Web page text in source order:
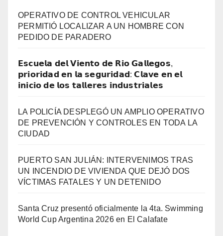
OPERATIVO DE CONTROL VEHICULAR
PERMITIÓ LOCALIZAR A UN HOMBRE CON
PEDIDO DE PARADERO
𝗘𝘀𝗰𝘂𝗲𝗹𝗮 𝗱𝗲𝗹 𝗩𝗶𝗲𝗻𝘁𝗼 𝗱𝗲 𝗥𝗶𝗼 𝗚𝗮𝗹𝗹𝗲𝗴𝗼𝘀,
𝗽𝗿𝗶𝗼𝗿𝗶𝗱𝗮𝗱 𝗲𝗻 𝗹𝗮 𝘀𝗲𝗴𝘂𝗿𝗶𝗱𝗮𝗱: 𝗖𝗹𝗮𝘃𝗲 𝗲𝗻 𝗲𝗹
𝗶𝗻𝗶𝗰𝗶𝗼 𝗱𝗲 𝗹𝗼𝘀 𝘁𝗮𝗹𝗹𝗲𝗿𝗲𝘀 𝗶𝗻𝗱𝘂𝘀𝘁𝗿𝗶𝗮𝗹𝗲𝘀
LA POLICÍA DESPLEGÓ UN AMPLIO OPERATIVO
DE PREVENCIÓN Y CONTROLES EN TODA LA
CIUDAD
PUERTO SAN JULIÁN: INTERVENIMOS TRAS
UN INCENDIO DE VIVIENDA QUE DEJÓ DOS
VÍCTIMAS FATALES Y UN DETENIDO
Santa Cruz presentó oficialmente la 4ta. Swimming
World Cup Argentina 2026 en El Calafate